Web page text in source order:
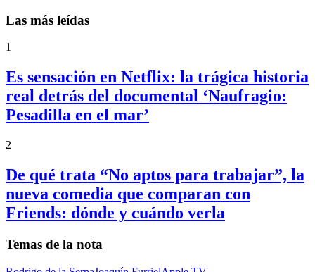
Las más leídas
1
Es sensación en Netflix: la trágica historia
real detrás del documental ‘Naufragio:
Pesadilla en el mar’
2
De qué trata “No aptos para trabajar”, la
nueva comedia que comparan con
Friends: dónde y cuándo verla
Temas de la nota